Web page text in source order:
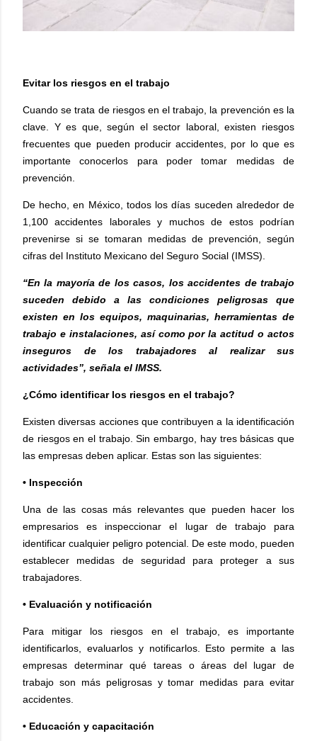
Evitar los riesgos en el trabajo
Cuando se trata de riesgos en el trabajo, la prevención es la
clave. Y es que, según el sector laboral, existen riesgos
frecuentes que pueden producir accidentes, por lo que es
importante conocerlos para poder tomar medidas de
prevención.
De hecho, en México, todos los días suceden alrededor de
1,100 accidentes laborales y muchos de estos podrían
prevenirse si se tomaran medidas de prevención, según
cifras del Instituto Mexicano del Seguro Social (IMSS).
“En la mayoría de los casos, los accidentes de trabajo
suceden debido a las condiciones peligrosas que
existen en los equipos, maquinarias, herramientas de
trabajo e instalaciones, así como por la actitud o actos
inseguros de los trabajadores al realizar sus
actividades”, señala el IMSS.
¿Cómo identificar los riesgos en el trabajo?
Existen diversas acciones que contribuyen a la identificación
de riesgos en el trabajo. Sin embargo, hay tres básicas que
las empresas deben aplicar. Estas son las siguientes:
• Inspección
Una de las cosas más relevantes que pueden hacer los
empresarios es inspeccionar el lugar de trabajo para
identificar cualquier peligro potencial. De este modo, pueden
establecer medidas de seguridad para proteger a sus
trabajadores.
• Evaluación y notificación
Para mitigar los riesgos en el trabajo, es importante
identificarlos, evaluarlos y notificarlos. Esto permite a las
empresas determinar qué tareas o áreas del lugar de
trabajo son más peligrosas y tomar medidas para evitar
accidentes.
• Educación y capacitación